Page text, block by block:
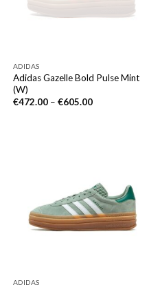
ADIDAS
Adidas Gazelle Bold Pulse Mint
(W)
€472.00– €605.00
ADIDAS